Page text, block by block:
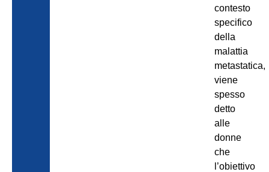
contesto
specifico
della
malattia
metastatica,
viene
spesso
detto
alle
donne
che
l’obiettivo